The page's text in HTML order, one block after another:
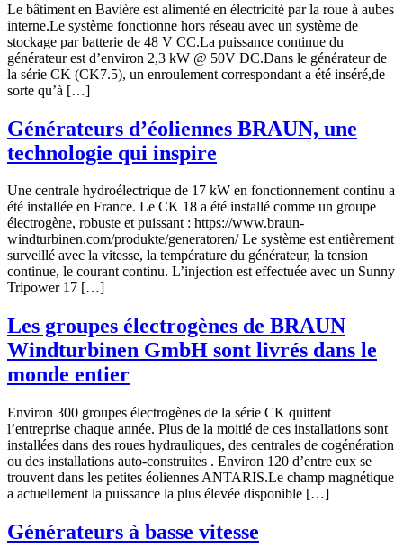
Le bâtiment en Bavière est alimenté en électricité par la roue à aubes
interne.Le système fonctionne hors réseau avec un système de
stockage par batterie de 48 V CC.La puissance continue du
générateur est d’environ 2,3 kW @ 50V DC.Dans le générateur de
la série CK (CK7.5), un enroulement correspondant a été inséré,de
sorte qu’à […]
Générateurs d’éoliennes BRAUN, une
technologie qui inspire
Une centrale hydroélectrique de 17 kW en fonctionnement continu a
été installée en France. Le CK 18 a été installé comme un groupe
électrogène, robuste et puissant : https://www.braun-
windturbinen.com/produkte/generatoren/ Le système est entièrement
surveillé avec la vitesse, la température du générateur, la tension
continue, le courant continu. L’injection est effectuée avec un Sunny
Tripower 17 […]
Les groupes électrogènes de BRAUN
Windturbinen GmbH sont livrés dans le
monde entier
Environ 300 groupes électrogènes de la série CK quittent
l’entreprise chaque année. Plus de la moitié de ces installations sont
installées dans des roues hydrauliques, des centrales de cogénération
ou des installations auto-construites . Environ 120 d’entre eux se
trouvent dans les petites éoliennes ANTARIS.Le champ magnétique
a actuellement la puissance la plus élevée disponible […]
Générateurs à basse vitesse